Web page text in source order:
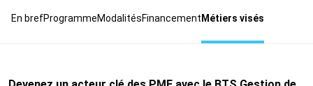
En brefProgrammeModalitésFinancementMétiers visés